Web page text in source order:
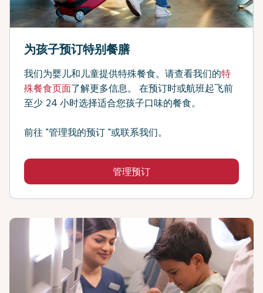
为孩子预订特别餐膳
我们为婴儿和儿童提供特殊餐食。请查看我们的特
殊餐食页面了解更多信息。 在预订时或航班起飞前
至少 24 小时选择适合您孩子口味的餐食。
前往 "管理我的预订 "或联系我们。
管理预订